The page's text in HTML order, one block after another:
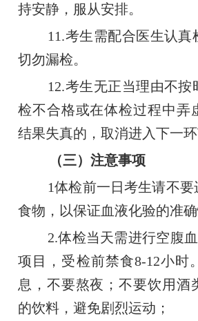
持安静，服从安排。
11.考生需配合医生认真
切勿漏检。
12.考生无正当理由不按
检不合格或在体检过程中弄
结果失真的，取消进入下一环
（三）注意事项
1体检前一日考生请不
食物，以保证血液化验的准确
2.体检当天需进行空腹
项目，受检前禁食8-12小时
息，不要熬夜；不要饮用酒
的饮料，避免剧烈运动；